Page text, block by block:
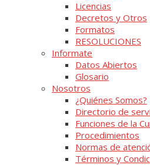
Licencias
Decretos y Otros
Formatos
RESOLUCIONES
Informate
Datos Abiertos
Glosario
Nosotros
¿Quiénes Somos?
Directorio de
Funciones de la
Procedimientos
Normas de
Términos y